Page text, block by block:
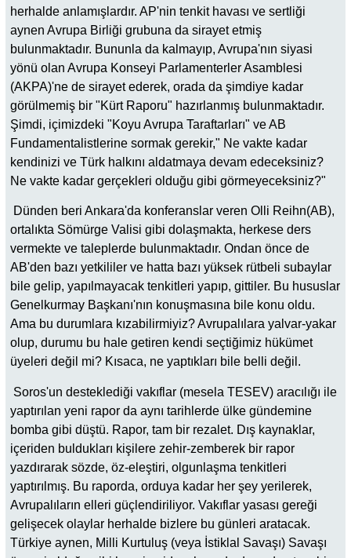
herhalde anlamışlardır. AP'nin tenkit havası ve sertliği
aynen Avrupa Birliği grubuna da sirayet etmiş
bulunmaktadır. Bununla da kalmayıp, Avrupa'nın siyasi
yönü olan Avrupa Konseyi Parlamenterler Asamblesi
(AKPA)'ne de sirayet ederek, orada da şimdiye kadar
görülmemiş bir "Kürt Raporu" hazırlanmış bulunmaktadır.
Şimdi, içimizdeki "Koyu Avrupa Taraftarları" ve AB
Fundamentalistlerine sormak gerekir," Ne vakte kadar
kendinizi ve Türk halkını aldatmaya devam edeceksiniz?
Ne vakte kadar gerçekleri olduğu gibi görmeyeceksiniz?"
Dünden beri Ankara'da konferanslar veren Olli Reihn(AB),
ortalıkta Sömürge Valisi gibi dolaşmakta, herkese ders
vermekte ve taleplerde bulunmaktadır. Ondan önce de
AB'den bazı yetkililer ve hatta bazı yüksek rütbeli subaylar
bile gelip, yapılmayacak tenkitleri yapıp, gittiler. Bu hususlar
Genelkurmay Başkanı'nın konuşmasına bile konu oldu.
Ama bu durumlara kızabilirmiyiz? Avrupalılara yalvar-yakar
olup, durumu bu hale getiren kendi seçtiğimiz hükümet
üyeleri değil mi? Kısaca, ne yaptıkları bile belli değil.
Soros'un desteklediği vakıflar (mesela TESEV) aracılığı ile
yaptırılan yeni rapor da aynı tarihlerde ülke gündemine
bomba gibi düştü. Rapor, tam bir rezalet. Dış kaynaklar,
içeriden buldukları kişilere zehir-zemberek bir rapor
yazdırarak sözde, öz-eleştiri, olgunlaşma tenkitleri
yaptırılmış. Bu raporda, orduya kadar her şey yerilerek,
Avrupalıların elleri güçlendiriliyor. Vakıflar yasası gereği
gelişecek olaylar herhalde bizlere bu günleri aratacak.
Türkiye aynen, Milli Kurtuluş (veya İstiklal Savaşı) Savaşı